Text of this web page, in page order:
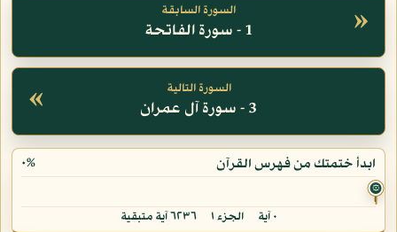
» السورة السابقة
1 - سورة الفاتحة
« السورة التالية
3 - سورة آل عمران
ابدأ ختمتك من فهرس القرآن ٠%
۞
٠ آية الجزء ١ ٦٢٣٦ آية متبقية